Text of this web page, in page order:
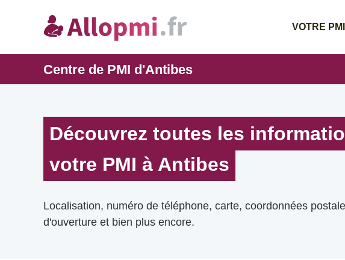
VOTRE PMI
Centre de PMI d'Antibes
Découvrez toutes les
votre PMI à Antibes
Localisation, numéro de téléphone, carte, coordonnées
d'ouverture et bien plus encore.